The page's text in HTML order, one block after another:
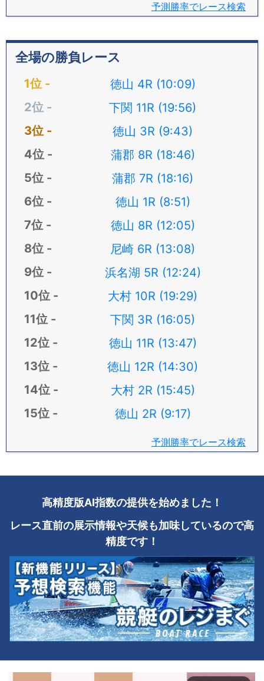
予測勝率でレース検索
全場の勝負レース
徳山 4R (10:09)
下関 11R (19:56)
徳山 3R (9:43)
蒲郡 8R (18:46)
蒲郡 7R (18:16)
徳山 1R (8:51)
徳山 8R (12:05)
尼崎 6R (13:08)
浜名湖 5R (12:24)
大村 10R (19:29)
下関 3R (16:05)
徳山 11R (13:47)
徳山 12R (14:30)
大村 2R (15:45)
徳山 2R (9:17)
予測勝率でレース検索
高精度版AI指数の提供を始めました！
レース直前の展示情報や天候も加味しているので高
精度です！